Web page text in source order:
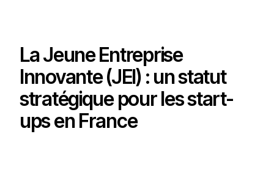
La Jeune Entreprise
Innovante (JEI) : un statut
stratégique pour les start-
ups en France